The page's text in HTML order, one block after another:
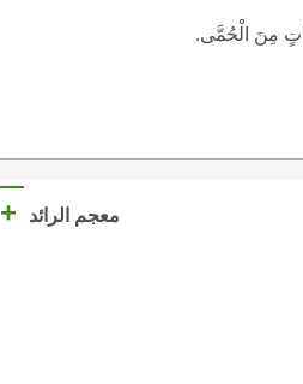
مِنَ الْحُمَّى.
معجم الرائد
+